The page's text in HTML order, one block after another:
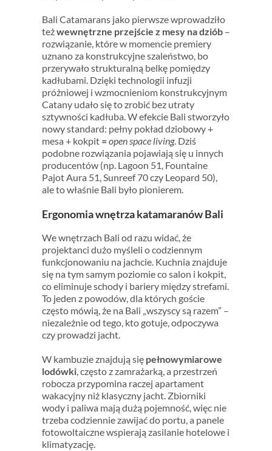
Bali Catamarans jako pierwsze wprowadziło
teżwewnętrzne przejście z mesy na dziób–
rozwiązanie, które w momencie premiery
uznano za konstrukcyjne szaleństwo, bo
przerywało strukturalną belkę pomiędzy
kadłubami. Dzięki technologii infuzji
próżniowej i wzmocnieniom konstrukcyjnym
Catany udało się to zrobić bez utraty
sztywności kadłuba. W efekcie Bali stworzyło
nowy standard: pełny pokład dziobowy +
mesa + kokpit=open space living. Dziś
podobne rozwiązania pojawiają się u innych
producentów (np. Lagoon 51, Fountaine
Pajot Aura 51, Sunreef 70 czy Leopard 50),
ale to właśnie Bali było pionierem.
Ergonomia wnętrza katamaranów Bali
We wnętrzach Bali od razu widać, że
projektanci dużo myśleli o codziennym
funkcjonowaniu na jachcie. Kuchnia znajduje
się na tym samym poziomie co salon i kokpit,
co eliminuje schody i bariery między strefami.
To jeden z powodów, dla których goście
często mówią, że na Bali „wszyscy są razem” –
niezależnie od tego, kto gotuje, odpoczywa
czy prowadzi jacht.
W kambuzie znajdują się pełnowymiarowe
lodówki, często z zamrażarką, a przestrzeń
robocza przypomina raczej apartament
wakacyjny niż klasyczny jacht. Zbiorniki
wody i paliwa mają dużą pojemność, więc nie
trzeba codziennie zawijać do portu, a panele
fotowoltaiczne wspierają zasilanie hotelowe i
klimatyzację.